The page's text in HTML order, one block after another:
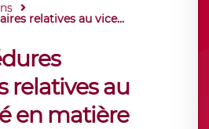
relatives au vice...
relatives au
en matière